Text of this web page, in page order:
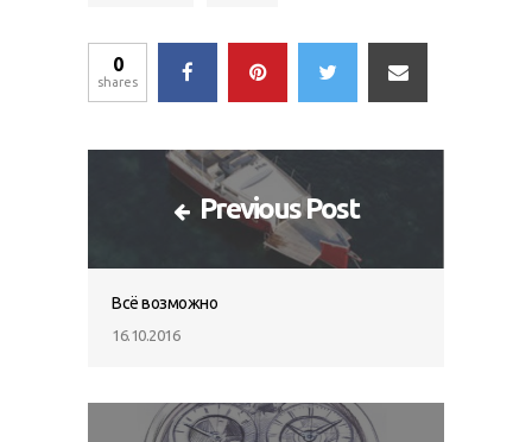
0
shares
Previous Post
Всё возможно
16.10.2016